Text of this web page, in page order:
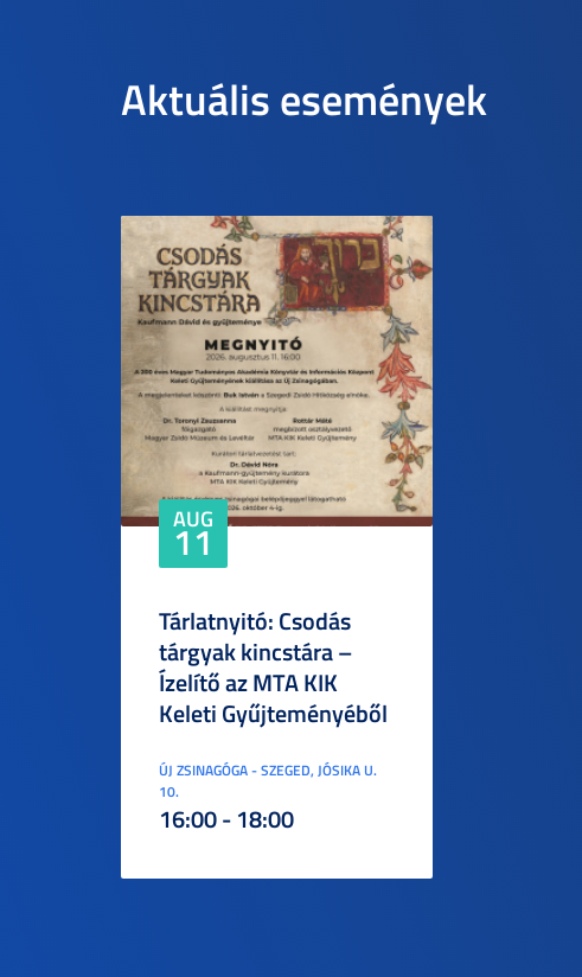
Aktuális események
AUG
11
Tárlatnyitó: Csodás
tárgyak kincstára –
Ízelítő az MTA KIK
Keleti Gyűjteményéből
ÚJ ZSINAGÓGA - SZEGED, JÓSIKA U.
10.
16:00 - 18:00